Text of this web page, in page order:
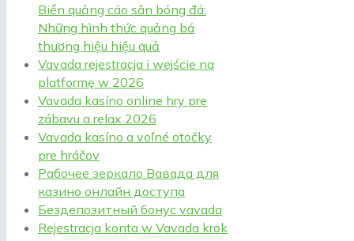
Biển quảng cáo sân bóng đá:
Những hình thức quảng bá
thương hiệu hiệu quả
Vavada rejestracja i wejście na
platformę w 2026
Vavada kasíno online hry pre
zábavu a relax 2026
Vavada kasíno a voľné otočky
pre hráčov
Рабочее зеркало Вавада для
казино онлайн доступа
Бездепозитный бонус vavada
Rejestracja konta w Vavada krok